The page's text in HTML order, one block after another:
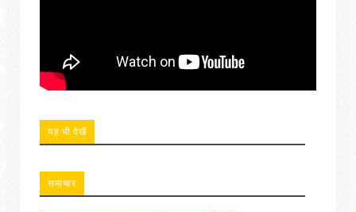
यह भी देखें
समाचार